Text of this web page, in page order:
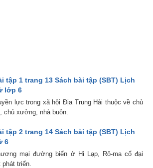
tập 1 trang 13 Sách bài tập (SBT) Lịch
lớp 6
lực trong xã hội Địa Trung Hải thuộc về chủ
chủ xưởng, nhà buôn.
tập 2 trang 14 Sách bài tập (SBT) Lịch
6
mại đường biển ở Hi Lạp, Rô-ma cổ đại
phát triển.